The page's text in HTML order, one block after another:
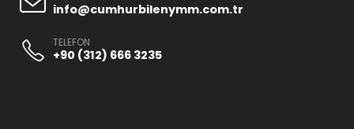
info@cumhurbilenymm.com.tr
TELEFON
+90 (312) 666 3235